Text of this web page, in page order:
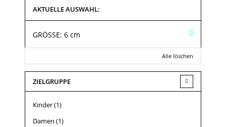
AKTUELLE AUSWAHL:
GRÖSSE: 6 cm
Alle löschen
ZIELGRUPPE
Kinder(1)
Damen (1)